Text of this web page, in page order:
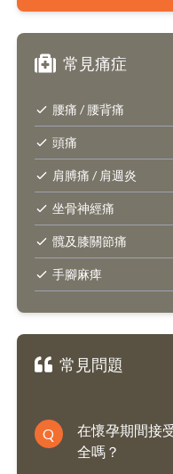
常見痛症
腰痛 / 腰背痛
頭痛
肩膊痛 / 肩週炎
坐骨神經痛
髖及膝關節痛
手腳麻痺
常見問題
Q
在懷孕期間接
全嗎？